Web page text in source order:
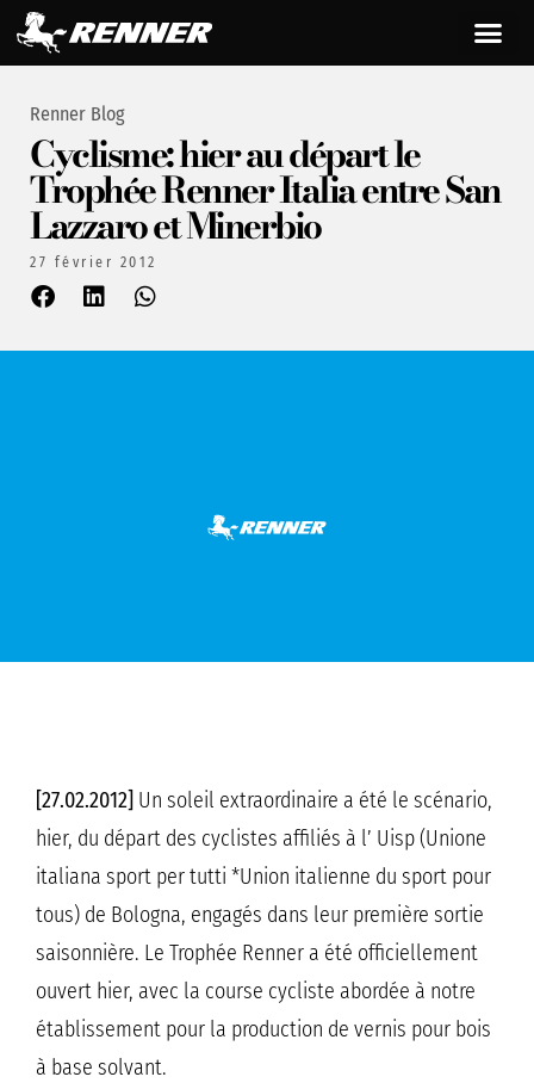
Renner Blog
Cyclisme: hier au départ le
Trophée Renner Italia entre San
Lazzaro et Minerbio
27 février 2012
[27.02.2012] Un soleil extraordinaire a été le scénario,
hier, du départ des cyclistes affiliés à l’ Uisp (Unione
italiana sport per tutti *Union italienne du sport pour
tous) de Bologna, engagés dans leur première sortie
saisonnière. Le Trophée Renner a été officiellement
ouvert hier, avec la course cycliste abordée à notre
établissement pour la production de vernis pour bois
à base solvant.